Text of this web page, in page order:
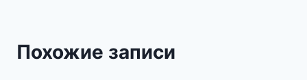
Похожие записи